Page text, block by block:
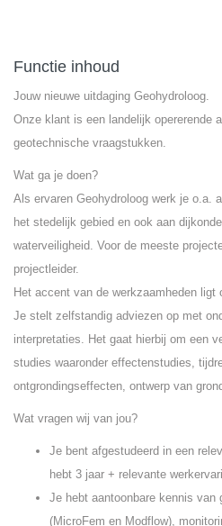
Functie inhoud
Jouw nieuwe uitdaging Geohydroloog.
Onze klant is een landelijk opererende
geotechnische vraagstukken.
Wat ga je doen?
Als ervaren Geohydroloog werk je o.a.
het stedelijk gebied en ook aan
waterveiligheid. Voor de meeste
projectleider.
Het accent van de werkzaamheden ligt
Je stelt zelfstandig adviezen op met
interpretaties. Het gaat hierbij om een
studies waaronder effectenstudies,
ontgrondingseffecten, ontwerp van
Wat vragen wij van jou?
Je bent afgestudeerd in een
hebt 3 jaar + relevante
Je hebt aantoonbare kennis van
(MicroFem en Modflow),